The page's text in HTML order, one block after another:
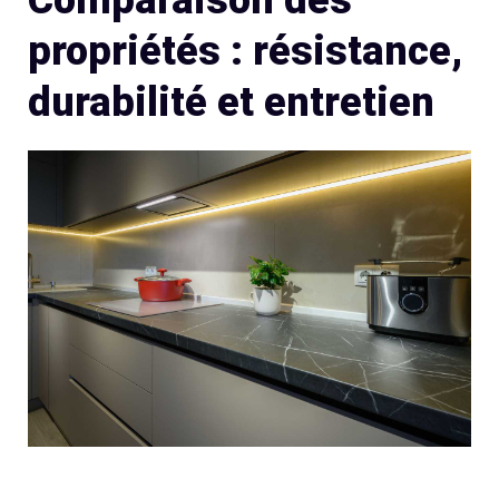
propriétés : résistance,
durabilité et entretien